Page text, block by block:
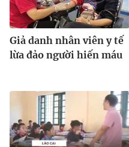
Giả danh nhân viên y tế
lừa đảo người hiến máu